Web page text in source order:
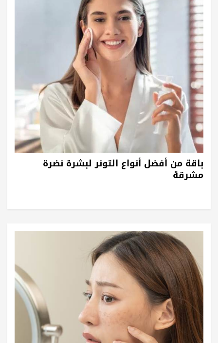
باقة من أفضل أنواع التونر لبشرة نضرة
مشرقة